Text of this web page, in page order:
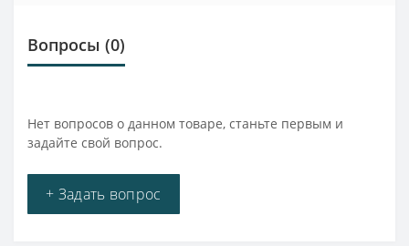
Вопросы (0)
Нет вопросов о данном товаре, станьте первым и
задайте свой вопрос.
+ Задать вопрос